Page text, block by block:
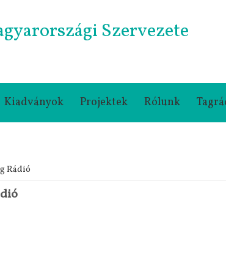
Szervezete
Kiadványok Projektek Rólunk
Rádió